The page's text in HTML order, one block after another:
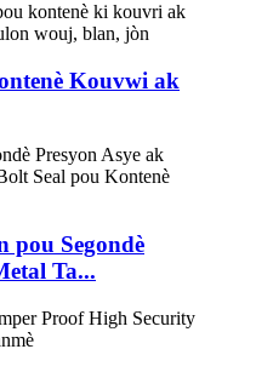
Kouvwi ak
pou Segondè
Ta...